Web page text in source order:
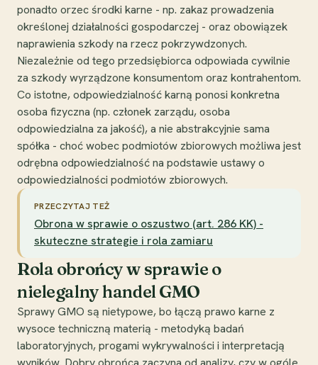
ponadto orzec środki karne - np. zakaz prowadzenia
określonej działalności gospodarczej - oraz obowiązek
naprawienia szkody na rzecz pokrzywdzonych.
Niezależnie od tego przedsiębiorca odpowiada cywilnie
za szkody wyrządzone konsumentom oraz kontrahentom.
Co istotne, odpowiedzialność karną ponosi konkretna
osoba fizyczna (np. członek zarządu, osoba
odpowiedzialna za jakość), a nie abstrakcyjnie sama
spółka - choć wobec podmiotów zbiorowych możliwa jest
odrębna odpowiedzialność na podstawie ustawy o
odpowiedzialności podmiotów zbiorowych.
PRZECZYTAJ TEŻ
Obrona w sprawie o oszustwo (art. 286 KK) -
skuteczne strategie i rola zamiaru
Rola obrońcy w sprawie o
nielegalny handel GMO
Sprawy GMO są nietypowe, bo łączą prawo karne z
wysoce techniczną materią - metodyką badań
laboratoryjnych, progami wykrywalności i interpretacją